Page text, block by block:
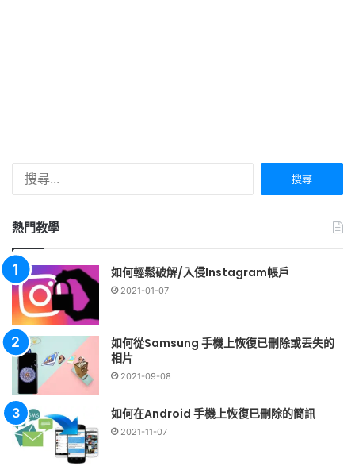
熱門教學
如何輕鬆破解/入侵Instagram帳戶
2021-01-07
如何從Samsung 手機上恢復已刪除或丟失的
相片
2021-09-08
如何在Android 手機上恢復已刪除的簡訊
2021-11-07